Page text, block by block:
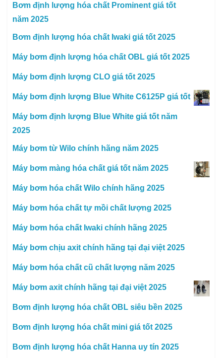
Bơm định lượng hóa chất Prominent giá tốt
năm 2025
Bơm định lượng hóa chất Iwaki giá tốt 2025
Máy bơm định lượng hóa chất OBL giá tốt 2025
Máy bơm định lượng CLO giá tốt 2025
Máy bơm định lượng Blue White C6125P giá tốt
Máy bơm định lượng Blue White giá tốt năm
2025
Máy bơm từ Wilo chính hãng năm 2025
Máy bơm màng hóa chất giá tốt năm 2025
Máy bơm hóa chất Wilo chính hãng 2025
Máy bơm hóa chất tự mồi chất lượng 2025
Máy bơm hóa chất Iwaki chính hãng 2025
Máy bơm chịu axit chính hãng tại đại việt 2025
Máy bơm hóa chất cũ chất lượng năm 2025
Máy bơm axit chính hãng tại đại việt 2025
Bơm định lượng hóa chất OBL siêu bền 2025
Bơm định lượng hóa chất mini giá tốt 2025
Bơm định lượng hóa chất Hanna uy tín 2025